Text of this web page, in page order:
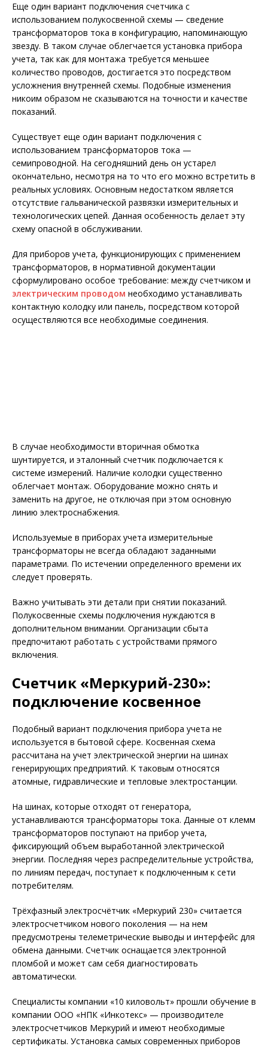
Еще один вариант подключения счетчика с
использованием полукосвенной схемы — сведение
трансформаторов тока в конфигурацию, напоминающую
звезду. В таком случае облегчается установка прибора
учета, так как для монтажа требуется меньшее
количество проводов, достигается это посредством
усложнения внутренней схемы. Подобные изменения
никоим образом не сказываются на точности и качестве
показаний.
Существует еще один вариант подключения с
использованием трансформаторов тока —
семипроводной. На сегодняшний день он устарел
окончательно, несмотря на то что его можно встретить в
реальных условиях. Основным недостатком является
отсутствие гальванической развязки измерительных и
технологических цепей. Данная особенность делает эту
схему опасной в обслуживании.
Для приборов учета, функционирующих с применением
трансформаторов, в нормативной документации
сформулировано особое требование: между счетчиком и
электрическим проводом необходимо устанавливать
контактную колодку или панель, посредством которой
осуществляются все необходимые соединения.
В случае необходимости вторичная обмотка
шунтируется, и эталонный счетчик подключается к
системе измерений. Наличие колодки существенно
облегчает монтаж. Оборудование можно снять и
заменить на другое, не отключая при этом основную
линию электроснабжения.
Используемые в приборах учета измерительные
трансформаторы не всегда обладают заданными
параметрами. По истечении определенного времени их
следует проверять.
Важно учитывать эти детали при снятии показаний.
Полукосвенные схемы подключения нуждаются в
дополнительном внимании. Организации сбыта
предпочитают работать с устройствами прямого
включения.
Счетчик «Меркурий-230»:
подключение косвенное
Подобный вариант подключения прибора учета не
используется в бытовой сфере. Косвенная схема
рассчитана на учет электрической энергии на шинах
генерирующих предприятий. К таковым относятся
атомные, гидравлические и тепловые электростанции.
На шинах, которые отходят от генератора,
устанавливаются трансформаторы тока. Данные от клемм
трансформаторов поступают на прибор учета,
фиксирующий объем выработанной электрической
энергии. Последняя через распределительные устройства,
по линиям передач, поступает к подключенным к сети
потребителям.
Трёхфазный электросчётчик «Меркурий 230» считается
электросчетчиком нового поколения — на нем
предусмотрены телеметрические выводы и интерфейс для
обмена данными. Счетчик оснащается электронной
пломбой и может сам себя диагностировать
автоматически.
Специалисты компании «10 киловольт» прошли обучение в
компании ООО «НПК «Инкотекс» — производителе
электросчетчиков Меркурий и имеют необходимые
сертификаты. Установка самых современных приборов